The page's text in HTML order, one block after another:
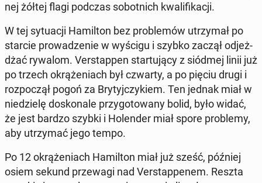
nej żółtej flagi podczas so­bot­nich kwa­li­fi­ka­cji.
W tej sy­tu­acji Ha­mil­ton bez pro­ble­mów utrzy­mał po
starcie pro­wa­dze­nie w wyścigu i szybko zaczął od­jeż­
dżać rywalom. Ver­stap­pen star­tu­ją­cy z siódmej linii już
po trzech okrą­że­niach był czwarty, a po pięciu drugi i
roz­po­czął pogoń za Bry­tyj­czy­kiem. Ten jednak miał w
nie­dzie­lę do­sko­na­le przy­go­to­wa­ny bolid, było widać,
że jest bardzo szybki i Ho­len­der miał spore pro­ble­my,
aby utrzy­mać jego tempo.
Po 12 okrą­że­niach Ha­mil­ton miał już sześć, później
osiem sekund prze­wa­gi nad Ver­stap­pe­nem. Reszta